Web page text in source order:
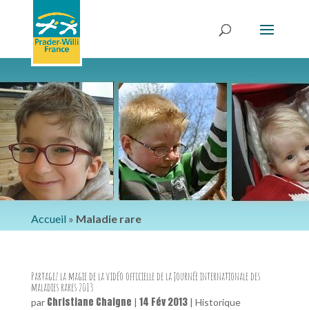
Accueil » Maladie rare
Partagez la magie de la vidéo officielle de la Journée internationale des
maladies rares 2013
par Christiane Chaigne | 14 Fév 2013| Historique